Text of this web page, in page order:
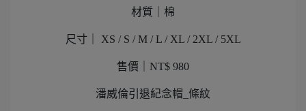
材質｜棉
尺寸｜ XS / S / M / L / XL / 2XL / 5XL
售價｜NT$ 980
潘威倫引退紀念帽_條紋